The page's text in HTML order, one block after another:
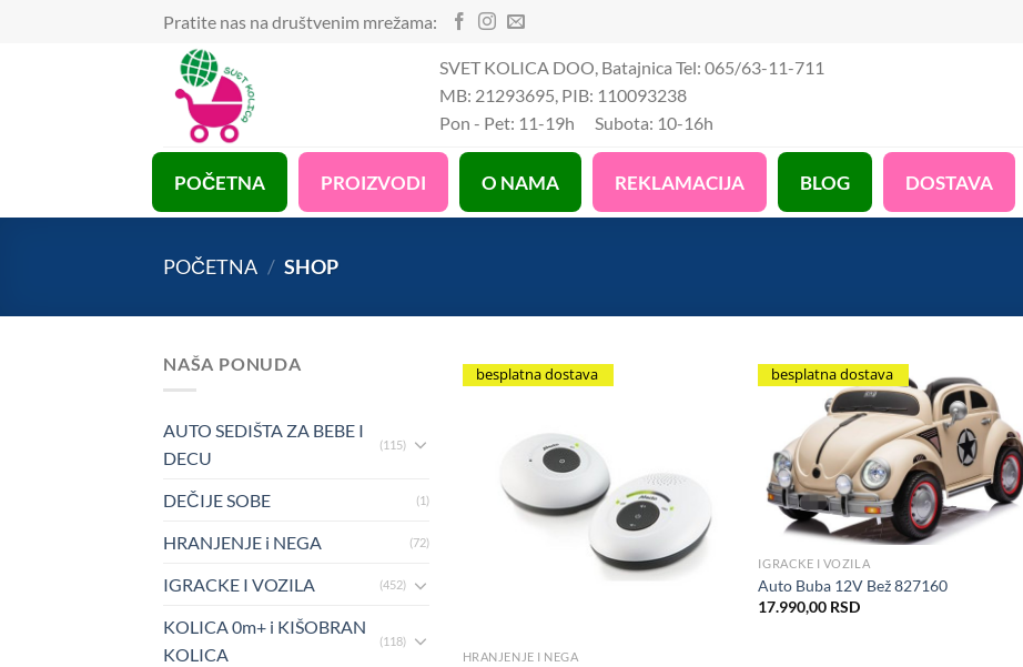
Pratite nas na društvenim mrežama:
SVET KOLICA DOO, Batajnica Tel: 065/63-11-711
MB: 21293695, PIB: 110093238
Pon - Pet: 11-19h Subota: 10-16h
POČETNA PROIZVODI O NAMA REKLAMACIJA BLOG DOSTAVA
POČETNA / SHOP
NAŠA PONUDA
AUTO SEDIŠTA ZA BEBE I
DECU
(115)
DEČIJE SOBE (1)
HRANJENJE i NEGA (72)
IGRACKE I VOZILA (452)
KOLICA 0m+ i KIŠOBRAN
KOLICA
(118)
besplatna dostava
HRANJENJE I NEGA
besplatna dostava
Add to Wishlist
IGRACKE I VOZILA
Auto Buba 12V Bež 827160
17.990,00 RSD